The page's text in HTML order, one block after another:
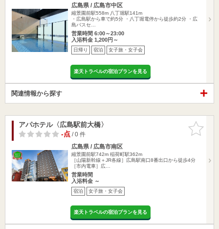
広島県 / 広島市中区
縮景園前駅558m 八丁堀駅141m
・広島駅から車で約5分 ・八丁堀電停から徒歩約2分 ・広
島バスセ…
営業時間 6:00～23:00
入浴料金 1,200円～
日帰り 宿泊 女子旅・女子会
楽天トラベルの宿泊プランを見る
関連情報から探す
お気に入
りに追加
アパホテル〈広島駅前大橋〉
-点/ 0 件
広島県 / 広島市南区
縮景園前駅742m 稲荷町駅362m
［山陽新幹線＋JR各線］広島駅南口8番出口から徒歩4分
［市内電車］広…
営業時間
入浴料金 ～
宿泊 女子旅・女子会
楽天トラベルの宿泊プランを見る